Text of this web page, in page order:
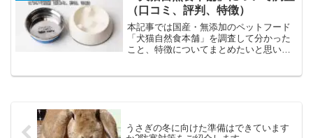
（口コミ、評判、特徴）
本記事では国産・無添加のペットフード
「犬猫自然食本舗」を調査して分かった
こと、特徴についてまとめたいと思いま
うさぎの冬に向けた準備はできています